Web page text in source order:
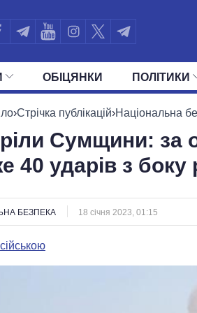
ОБIЦЯНКИ ПОЛIТИКИ
УСІ ПОЛІТИКИ ПРЕЗИДЕНТ І
›Стрічка публікацій›Національна
Сумщини: за
40 ударів з боку
БЕЗПЕКА 18 січня 2023, 01:15